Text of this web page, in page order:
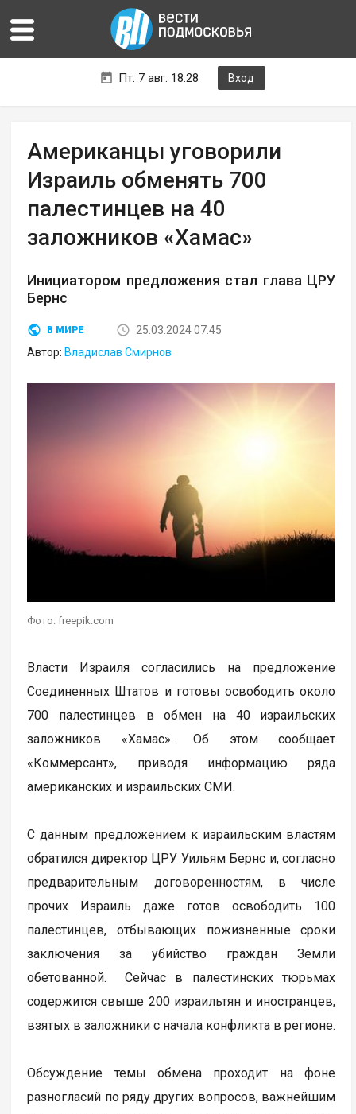
Пт. 7 авг. 18:28 Вход
Американцы уговорили
Израиль обменять 700
палестинцев на 40
заложников «Хамас»
Инициатором предложения стал глава ЦРУ
Бернс
В МИРЕ
25.03.2024 07:45
Автор: Владислав Смирнов
Фото: freepik.com
Власти Израиля согласились на предложение
Соединенных Штатов и готовы освободить около
700 палестинцев в обмен на 40 израильских
заложников «Хамас». Об этом сообщает
«Коммерсант», приводя информацию ряда
американских и израильских СМИ.
С данным предложением к израильским властям
обратился директор ЦРУ Уильям Бернс и, согласно
предварительным договоренностям, в числе
прочих Израиль даже готов освободить 100
палестинцев, отбывающих пожизненные сроки
заключения за убийство граждан Земли
обетованной. Сейчас в палестинских тюрьмах
содержится свыше 200 израильтян и иностранцев,
взятых в заложники с начала конфликта в регионе.
Обсуждение темы обмена проходит на фоне
разногласий по ряду других вопросов, важнейшим